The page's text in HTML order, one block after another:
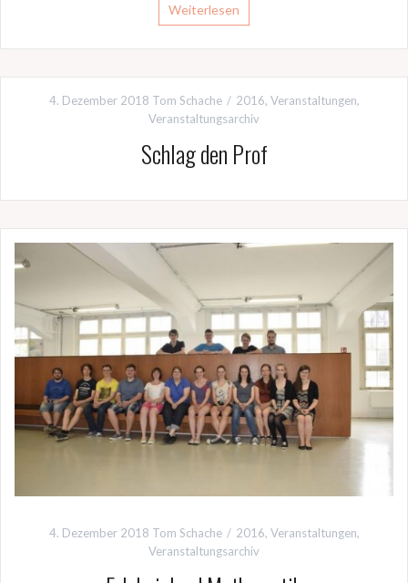
Weiterlesen
4. Dezember 2018 Tom Schache 2016, Veranstaltungen,
Veranstaltungsarchiv
Schlag den Prof
4. Dezember 2018 Tom Schache 2016, Veranstaltungen,
Veranstaltungsarchiv